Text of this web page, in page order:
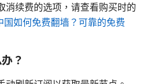
消续费的选项，请查看购买时的
如何免费翻墙？可靠的免费
？